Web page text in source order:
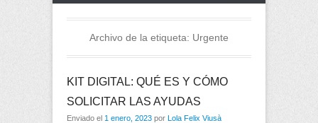
Archivo de la etiqueta: Urgente
KIT DIGITAL: QUÉ ES Y CÓMO
SOLICITAR LAS AYUDAS
Enviado el 1 enero, 2023 por Lola Felix Viusà